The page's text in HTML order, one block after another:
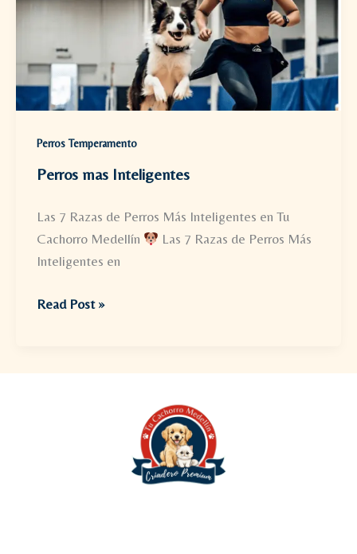
Perros Temperamento
Perros mas Inteligentes
Las 7 Razas de Perros Más Inteligentes en Tu
Cachorro Medellín
Las 7 Razas de Perros Más
Inteligentes en
Perros
Read Post »